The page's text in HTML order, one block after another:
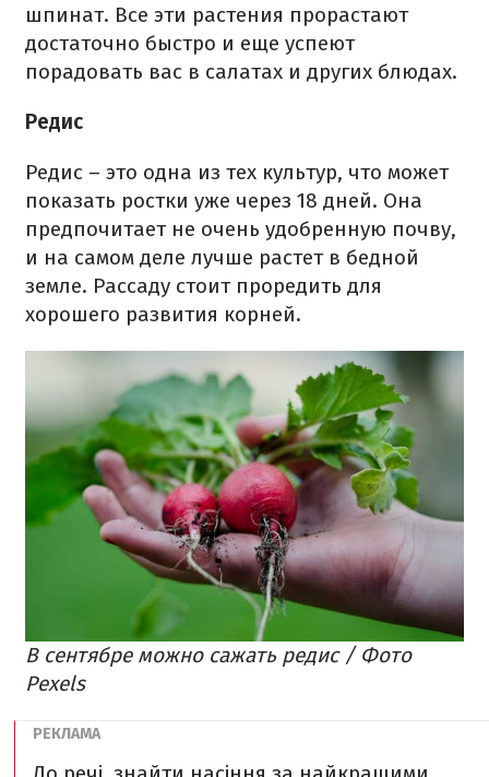
шпинат. Все эти растения прорастают
достаточно быстро и еще успеют
порадовать вас в салатах и других блюдах.
Редис
Редис – это одна из тех культур, что может
показать ростки уже через 18 дней. Она
предпочитает не очень удобренную почву,
и на самом деле лучше растет в бедной
земле. Рассаду стоит проредить для
хорошего развития корней.
В сентябре можно сажать редис / Фото
Pexels